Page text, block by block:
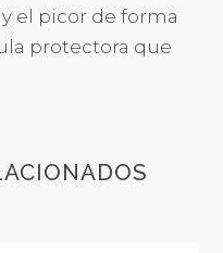
el picor de forma
protectora que